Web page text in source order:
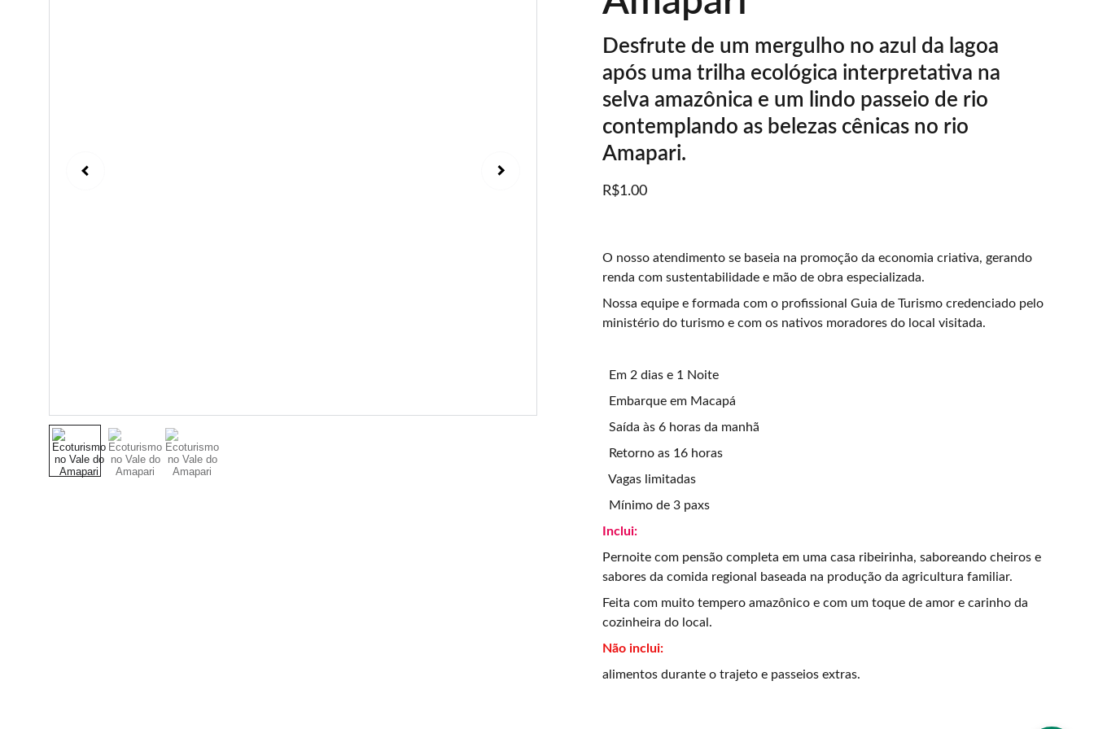
Desfrute de um mergulho no azul da lagoa
após uma trilha ecológica interpretativa na
selva amazônica e um lindo passeio de rio
contemplando as belezas cênicas no rio
Amapari.
R$1.00
O nosso atendimento se baseia na promoção da economia criativa, gerando
renda com sustentabilidade e mão de obra especializada.
Nossa equipe e formada com o profissional Guia de Turismo credenciado pelo
ministério do turismo e com os nativos moradores do local visitada.
Em 2 dias e 1 Noite
Embarque em Macapá
Saída às 6 horas da manhã
Retorno as 16 horas
Vagas limitadas
Mínimo de 3 paxs
Inclui:
Pernoite com pensão completa em uma casa ribeirinha, saboreando cheiros e
sabores da comida regional baseada na produção da agricultura familiar.
Feita com muito tempero amazônico e com um toque de amor e carinho da
cozinheira do local.
Não inclui:
alimentos durante o trajeto e passeios extras.